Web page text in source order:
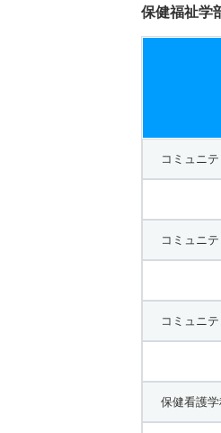
保健福祉学
コミュニ
コミュニ
コミュニ
保健看護